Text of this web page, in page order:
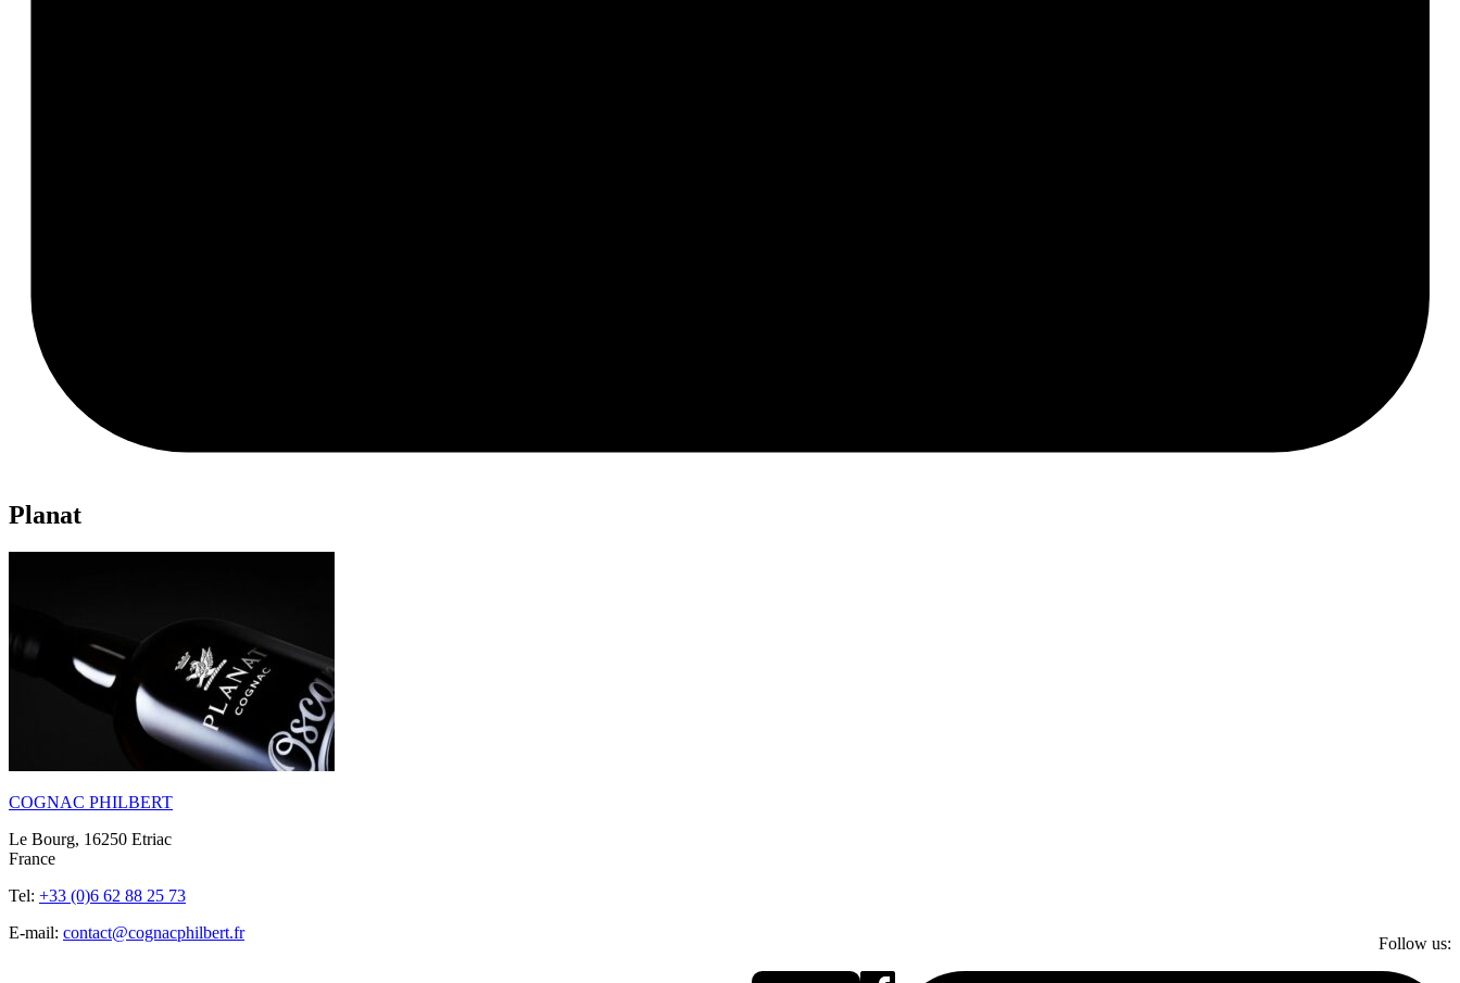
Planat
COGNAC PHILBERT
Le Bourg, 16250 Etriac
France
Tel: +33 (0)6 62 88 25 73
E-mail: contact@cognacphilbert.fr
Follow us: